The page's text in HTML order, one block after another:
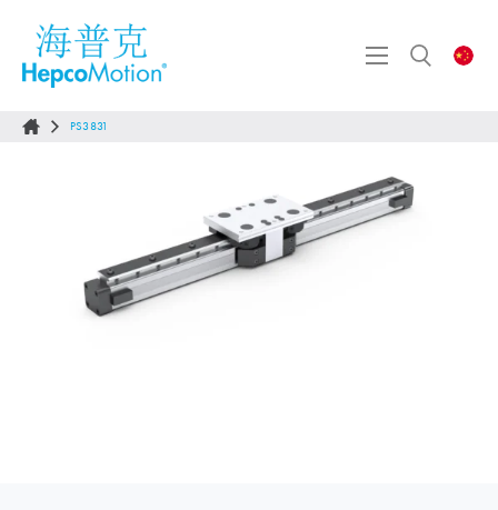
PS3831